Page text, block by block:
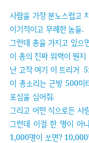
사람을 가장 분노스럽고
이기적이고 무례한 놈들.
그런데 총을 가지고 있으
이 총의 진짜 위력이 뭔지
난 고작 여기 이 트리거
이 총소리는 근방 500미
포심을 심어줘.
그리고 어떤 식으로든 사
그런데 이걸 한 명이 아
1,000명이 쏘면?